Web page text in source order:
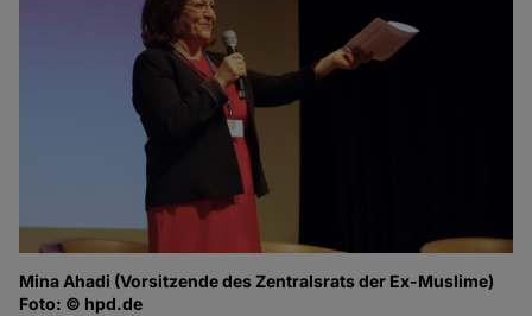
Mina Ahadi (Vorsitzende des Zentralsrats der Ex-Muslime)
Foto: © hpd.de